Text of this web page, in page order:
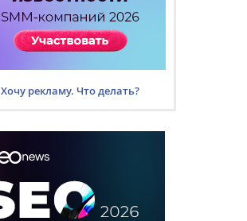
Хочу рекламу. Что делать?